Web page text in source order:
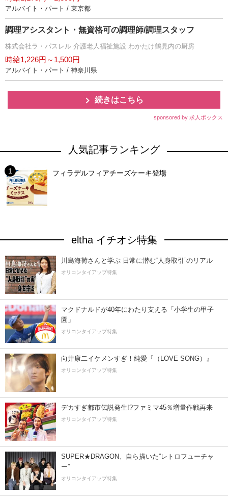
アルバイト・パート / 東京都
調理アシスタント・無資格可の調理師/調理スタッフ
株式会社ラ・パスレル 介護老人福祉施設 わかたけ鶴見内の厨房
時給1,226円～1,500円
アルバイト・パート / 神奈川県
続きはこちら
sponsored by 求人ボックス
人気記事ランキング
フィラデルフィアチーズケーキ登場
eltha イチオシ特集
川島海荷さんと学ぶ 日常に潜む“人身取引”のリアル
オリコンタイアップ特集
マクドナルドが40年にわたり支える「小学生の甲子
園」
オリコンタイアップ特集
向井康二イケメンすぎ！純愛『（LOVE SONG）』
オリコンタイアップ特集
デカすぎ都市伝説発生!?ファミマ45％増量作戦再来
オリコンタイアップ特集
SUPER★DRAGON、自ら描いた”レトロフューチャ
ー”
オリコンタイアップ特集